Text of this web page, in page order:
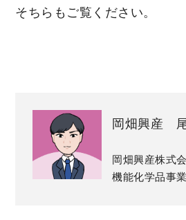
そちらもご覧ください。
岡畑興産
岡畑興産株式
機能化学品事